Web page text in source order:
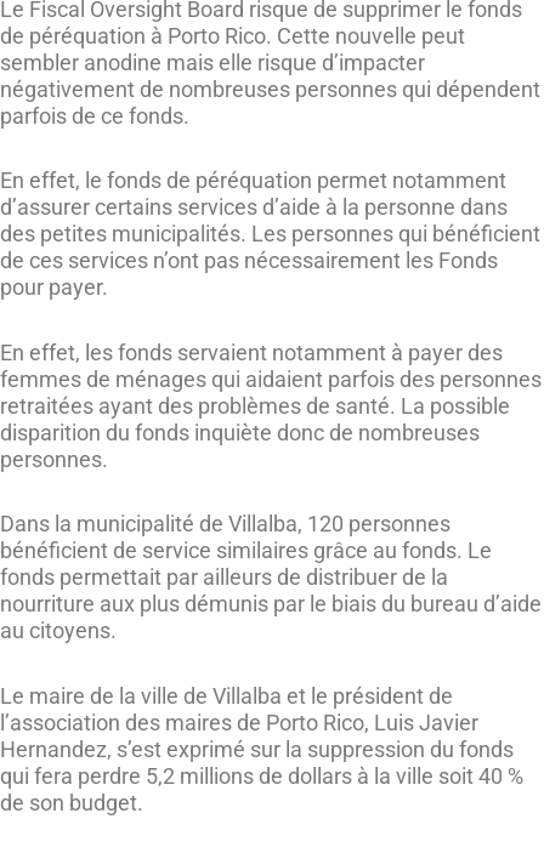
Le Fiscal Oversight Board risque de supprimer le fonds
de péréquation à Porto Rico. Cette nouvelle peut
sembler anodine mais elle risque d’impacter
négativement de nombreuses personnes qui dépendent
parfois de ce fonds.
En effet, le fonds de péréquation permet notamment
d’assurer certains services d’aide à la personne dans
des petites municipalités. Les personnes qui bénéficient
de ces services n’ont pas nécessairement les Fonds
pour payer.
En effet, les fonds servaient notamment à payer des
femmes de ménages qui aidaient parfois des personnes
retraitées ayant des problèmes de santé. La possible
disparition du fonds inquiète donc de nombreuses
personnes.
Dans la municipalité de Villalba, 120 personnes
bénéficient de service similaires grâce au fonds. Le
fonds permettait par ailleurs de distribuer de la
nourriture aux plus démunis par le biais du bureau d’aide
au citoyens.
Le maire de la ville de Villalba et le président de
l’association des maires de Porto Rico, Luis Javier
Hernandez, s’est exprimé sur la suppression du fonds
qui fera perdre 5,2 millions de dollars à la ville soit 40 %
de son budget.